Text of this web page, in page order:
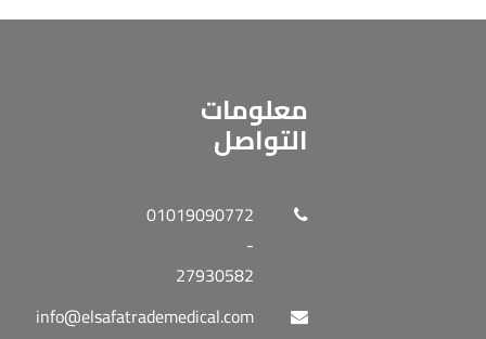
معلومات
التواصل
01019090772
-
27930582
info@elsafatrademedical.com